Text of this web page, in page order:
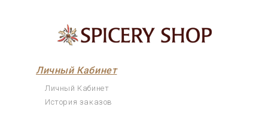
Личный Кабинет
Личный Кабинет
История заказов